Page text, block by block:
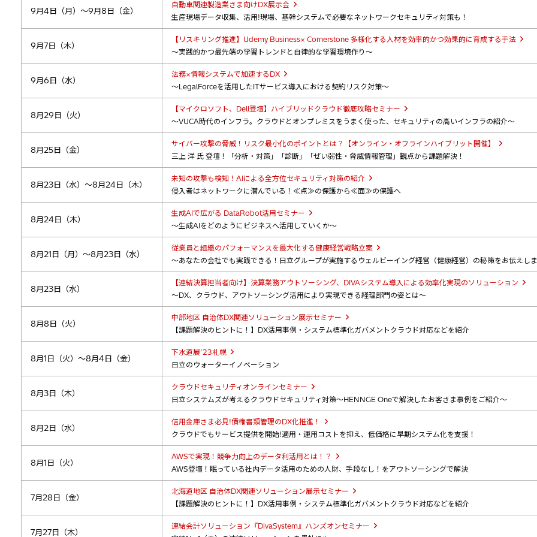
9月4日（月）～9月8日（金）
自動車関連製造業さま向けDX展示会
生産現場データ収集、活用!現場、基幹システムで必要なネットワークセキュリティ対策も！
9月7日（木）
【リスキリング推進】Udemy Business× Cornerstone 多様化する人材を効率的かつ効果的に育成する手法
～実践的かつ最先端の学習トレンドと自律的な学習環境作り～
9月6日（水）
法務×情報システムで加速するDX
～LegalForceを活用したITサービス導入における契約リスク対策～
8月29日（火）
【マイクロソフト、Dell登壇】ハイブリッドクラウド徹底攻略セミナー
～VUCA時代のインフラ。クラウドとオンプレミスをうまく使った、セキュリティの高いインフラの紹介～
8月25日（金）
サイバー攻撃の脅威！リスク最小化のポイントとは？【オンライン・オフラインハイブリット開催】
三上 洋 氏 登壇！「分析・対策」「診断」「ぜい弱性・脅威情報管理」観点から課題解決！
8月23日（水）～8月24日（木）
未知の攻撃も検知！AIによる全方位セキュリティ対策の紹介
侵入者はネットワークに潜んでいる！≪点≫の保護から≪面≫の保護へ
8月24日（木）
生成AIで広がる DataRobot活用セミナー
～生成AIをどのようにビジネスへ活用していくか～
8月21日（月）～8月23日（水）
従業員と組織のパフォーマンスを最大化する健康経営戦略立案
～あなたの会社でも実践できる！日立グループが実施するウェルビーイング経営（健康経営）の秘策をお伝えし
8月23日（水）
【連結決算担当者向け】決算業務アウトソーシング、DIVAシステム導入による効率化実現のソリューション
～DX、クラウド、アウトソーシング活用により実現できる経理部門の姿とは～
8月8日（火）
中部地区 自治体DX関連ソリューション展示セミナー
【課題解決のヒントに！】DX活用事例・システム標準化ガバメントクラウド対応などを紹介
8月1日（火）～8月4日（金）
下水道展’23札幌
日立のウォーターイノベーション
8月3日（木）
クラウドセキュリティオンラインセミナー
日立システムズが考えるクラウドセキュリティ対策～HENNGE Oneで解決したお客さま事例をご紹介～
8月2日（水）
信用金庫さま必見!債権書類管理のDX化推進！
クラウドでもサービス提供を開始!適用・運用コストを抑え、低価格に早期システム化を支援！
8月1日（火）
AWSで実現！競争力向上のデータ利活用とは！？
AWS登壇！眠っている社内データ活用のための人財、手段なし！をアウトソーシングで解決
7月28日（金）
北海道地区 自治体DX関連ソリューション展示セミナー
【課題解決のヒントに！】DX活用事例・システム標準化ガバメントクラウド対応などを紹介
7月27日（木）
連結会計ソリューション『DivaSystem』ハンズオンセミナー